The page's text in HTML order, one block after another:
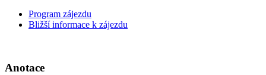
Program zájezdu
Bližší informace k zájezdu
Anotace